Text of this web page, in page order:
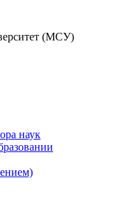
(МСУ)
наук